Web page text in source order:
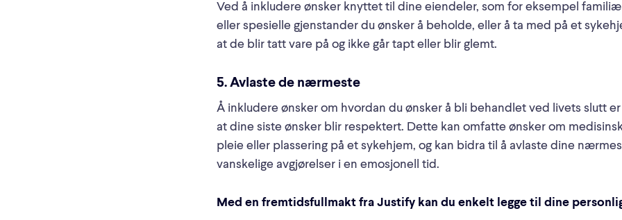
Ved å inkludere ønsker knyttet til dine eiendeler, som for eksempel
eller spesielle gjenstander du ønsker å beholde, eller å ta med på et
at de blir tatt vare på og ikke går tapt eller blir glemt.
5. Avlaste de nærmeste
Å inkludere ønsker om hvordan du ønsker å bli behandlet ved livets slutt
at dine siste ønsker blir respektert. Dette kan omfatte ønsker om
pleie eller plassering på et sykehjem, og kan bidra til å avlaste dine
vanskelige avgjørelser i en emosjonell tid.
Med en fremtidsfullmakt fra Justify kan du enkelt legge til dine